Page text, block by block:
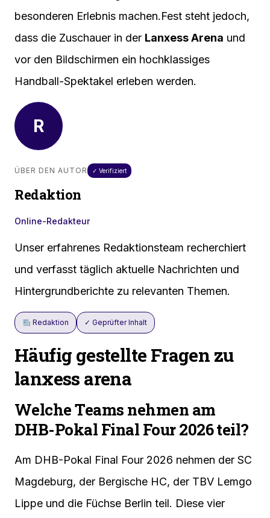
besonderen Erlebnis machen.Fest steht jedoch,
dass die Zuschauer in der Lanxess Arena und
vor den Bildschirmen ein hochklassiges
Handball-Spektakel erleben werden.
R
ÜBER DEN AUTOR ✓ Verifiziert
Redaktion
Online-Redakteur
Unser erfahrenes Redaktionsteam recherchiert
und verfasst täglich aktuelle Nachrichten und
Hintergrundberichte zu relevanten Themen.
Redaktion ✓ Geprüfter Inhalt
Häufig gestellte Fragen zu
lanxess arena
Welche Teams nehmen am
DHB-Pokal Final Four 2026 teil?
Am DHB-Pokal Final Four 2026 nehmen der SC
Magdeburg, der Bergische HC, der TBV Lemgo
Lippe und die Füchse Berlin teil. Diese vier